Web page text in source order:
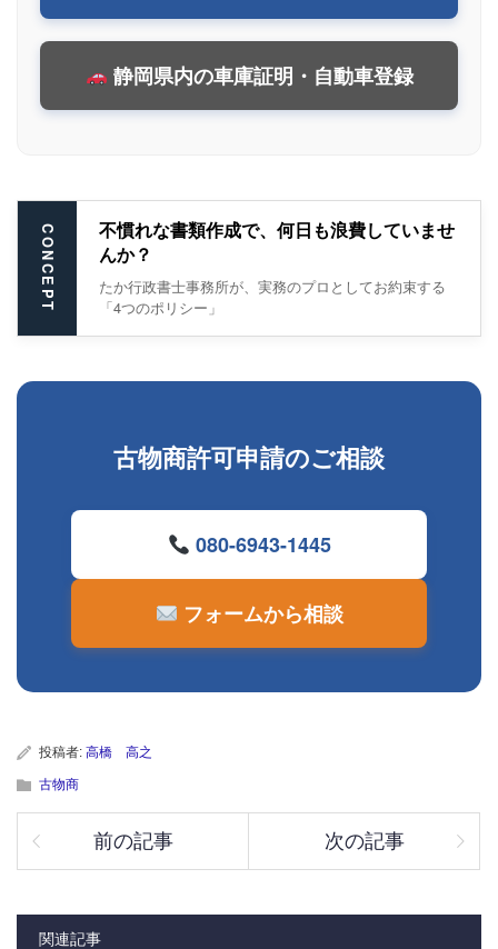
静岡県内の車庫証明・自動車登録
CONCEPT
不慣れな書類作成で、何日も浪費していませ
んか？
たか行政書士事務所が、実務のプロとしてお約束する
「4つのポリシー」
古物商許可申請のご相談
080-6943-1445
フォームから相談
投稿者: 高橋 高之
古物商
前の記事 次の記事
関連記事